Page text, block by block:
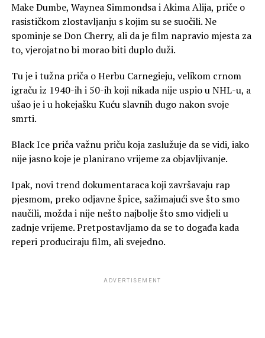
Make Dumbe, Waynea Simmondsa i Akima Alija, priče o
rasističkom zlostavljanju s kojim su se suočili. Ne
spominje se Don Cherry, ali da je film napravio mjesta za
to, vjerojatno bi morao biti duplo duži.
Tu je i tužna priča o Herbu Carnegieju, velikom crnom
igraču iz 1940-ih i 50-ih koji nikada nije uspio u NHL-u, a
ušao je i u hokejašku Kuću slavnih dugo nakon svoje
smrti.
Black Ice priča važnu priču koja zaslužuje da se vidi, iako
nije jasno koje je planirano vrijeme za objavljivanje.
Ipak, novi trend dokumentaraca koji završavaju rap
pjesmom, preko odjavne špice, sažimajući sve što smo
naučili, možda i nije nešto najbolje što smo vidjeli u
zadnje vrijeme. Pretpostavljamo da se to događa kada
reperi produciraju film, ali svejedno.
ADVERTISEMENT